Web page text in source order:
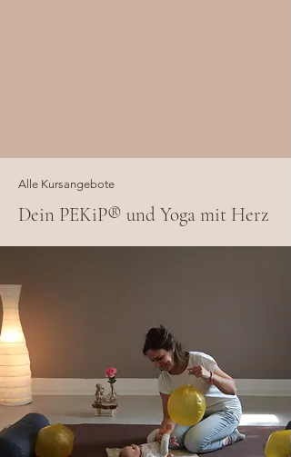
Alle Kursangebote
Dein PEKiP® und Yoga mit Herz